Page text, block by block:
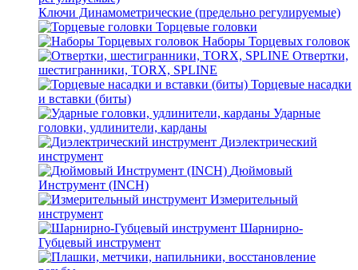
Ключи Динамометрические (предельно регулируемые)
Торцевые головки
Наборы Торцевых головок
Отвертки,
шестигранники, TORX, SPLINE
Торцевые насадки
и вставки (биты)
Ударные
головки, удлинители, карданы
Диэлектрический
инструмент
Дюймовый
Инструмент (INCH)
Измерительный
инструмент
Шарнирно-
Губцевый инструмент